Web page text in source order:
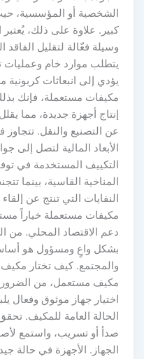
الشخصية أو المؤسسية،
كبير. علاوة على ذلك،
وسيلة فعّالة لتقليل
يتطلب موارد خام
يؤدي إلى انبعاثات كربونية
مكيفات مستعملة، فإنك
إنتاج أجهزة جديدة، مما يقلل
عن التصنيع والنقل.
الأبعاد المالية لتصل إلى
التكييف المستخدمة في
المناخية القاسية، بينما
النفايات التي تنتج عن
مكيفات مستعملة خياراً
دعم الاقتصاد المحلي. من
بشكل واعٍ ومسؤول هو
والمجتمع. كيف تختار
مكيف مستعمل، من
اختيار جهاز موثوق وفعال
الحالة العامة للمكيف.
صدأ أو تسريب، واستمع
الجهاز. الأجهزة في حالة